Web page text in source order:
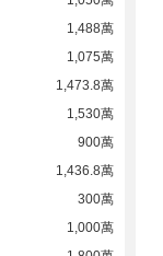
1,488萬
1,075萬
1,473.8萬
1,530萬
900萬
1,436.8萬
300萬
1,000萬